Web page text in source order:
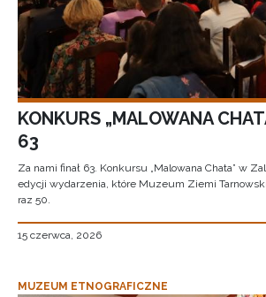
KONKURS „MALOWANA
63
Za nami finał 63. Konkursu „Malowana Chata” w
edycji wydarzenia, które Muzeum Ziemi
raz 50.
15 czerwca, 2026
MUZEUM ETNOGRAFICZNE